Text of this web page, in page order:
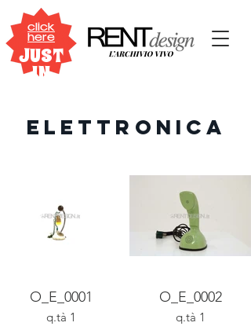
click
here
JUST
IN
ELETTRONICA
O_E_0001
q.tà 1
O_E_0002
q.tà 1